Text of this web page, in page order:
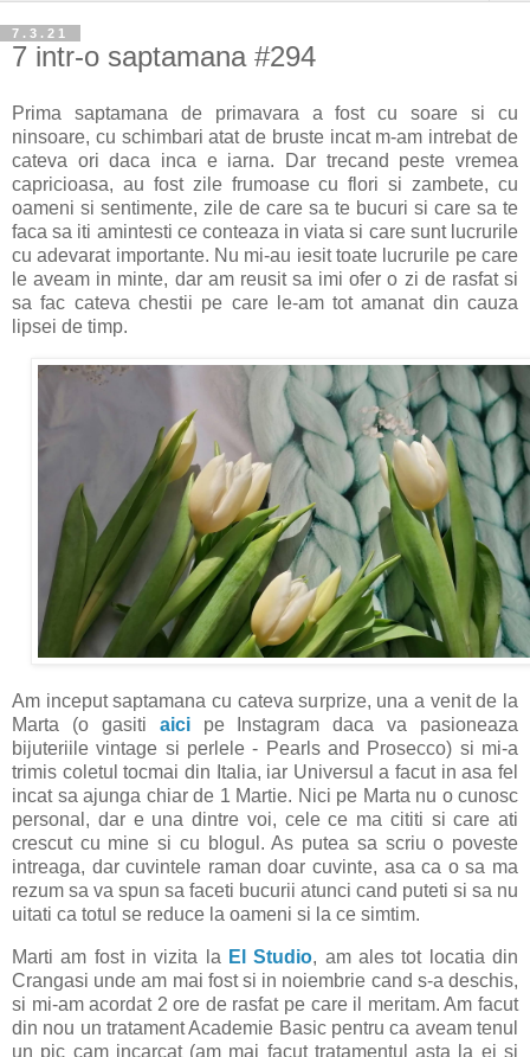
7.3.21
7 intr-o saptamana #294
Prima saptamana de primavara a fost cu soare si cu
ninsoare, cu schimbari atat de bruste incat m-am intrebat de
cateva ori daca inca e iarna. Dar trecand peste vremea
capricioasa, au fost zile frumoase cu flori si zambete, cu
oameni si sentimente, zile de care sa te bucuri si care sa te
faca sa iti amintesti ce conteaza in viata si care sunt lucrurile
cu adevarat importante. Nu mi-au iesit toate lucrurile pe care
le aveam in minte, dar am reusit sa imi ofer o zi de rasfat si
sa fac cateva chestii pe care le-am tot amanat din cauza
lipsei de timp.
Am inceput saptamana cu cateva surprize, una a venit de la
Marta (o gasiti aicipe Instagram daca va pasioneaza
bijuteriile vintage si perlele - Pearls and Prosecco) si mi-a
trimis coletul tocmai din Italia, iar Universul a facut in asa fel
incat sa ajunga chiar de 1 Martie. Nici pe Marta nu o cunosc
personal, dar e una dintre voi, cele ce ma cititi si care ati
crescut cu mine si cu blogul. As putea sa scriu o poveste
intreaga, dar cuvintele raman doar cuvinte, asa ca o sa ma
rezum sa va spun sa faceti bucurii atunci cand puteti si sa nu
uitati ca totul se reduce la oameni si la ce simtim.
Marti am fost in vizita la El Studio, am ales tot locatia din
Crangasi unde am mai fost si in noiembrie cand s-a deschis,
si mi-am acordat 2 ore de rasfat pe care il meritam. Am facut
din nou un tratament Academie Basic pentru ca aveam tenul
un pic cam incarcat (am mai facut tratamentul asta la ei si